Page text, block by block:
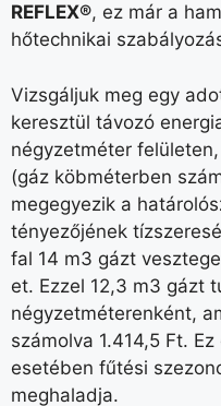
REFLEX®, ez már a
hőtechnikai
Vizsgáljuk meg egy
keresztül távozó
négyzetméter
(gáz köbméterben
megegyezik a
tényezőjének
fal 14 m3 gázt
et. Ezzel 12,3 m3 gázt
négyzetméterenként,
számolva 1.414,5 Ft.
esetében fűtési
meghaladja.